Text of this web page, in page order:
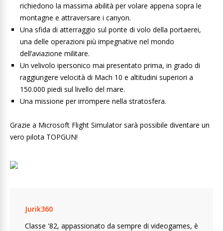
richiedono la massima abilità per volare appena sopra le
montagne e attraversare i canyon.
Una sfida di atterraggio sul ponte di volo della portaerei,
una delle operazioni più impegnative nel mondo
dell’aviazione militare.
Un velivolo ipersonico mai presentato prima, in grado di
raggiungere velocità di Mach 10 e altitudini superiori a
150.000 piedi sul livello del mare.
Una missione per irrompere nella stratosfera.
Grazie a Microsoft Flight Simulator sarà possibile diventare un
vero pilota TOPGUN!
Jurik360
Classe '82, appassionato da sempre di videogames, è